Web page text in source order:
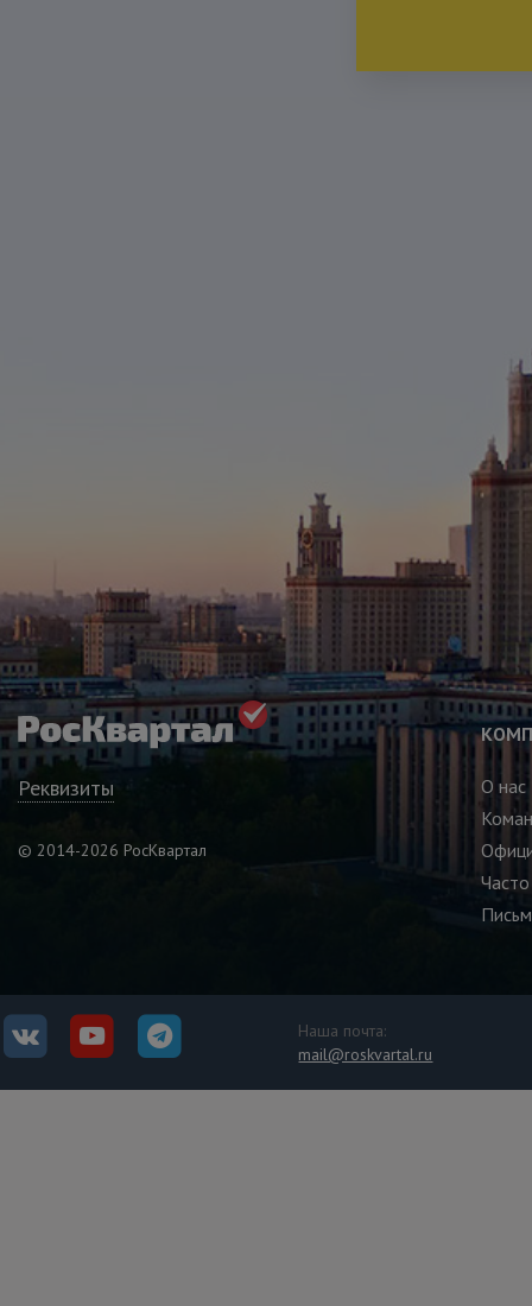
Реквизиты
© 2014-2026 РосКвартал
О нас
Наша почта:
mail@roskvartal.ru